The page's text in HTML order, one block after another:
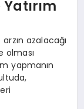
azalacağı
olması
yapmanın